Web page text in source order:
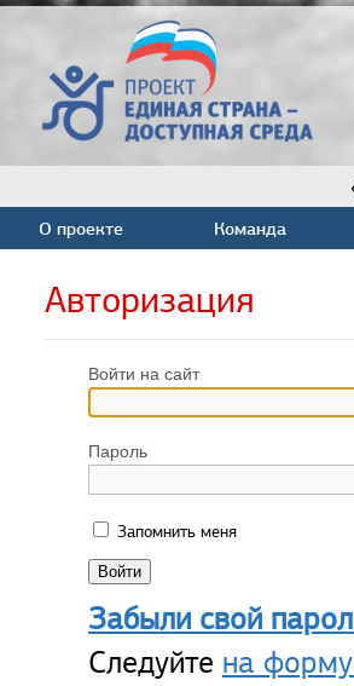
О проекте Команда
Авторизация
Войти на сайт
Пароль
Запомнить меня
Забыли свой
Следуйте на